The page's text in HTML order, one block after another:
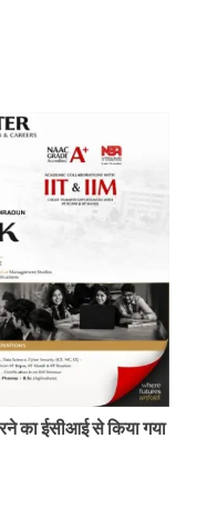
का ईसीआई से किया गया